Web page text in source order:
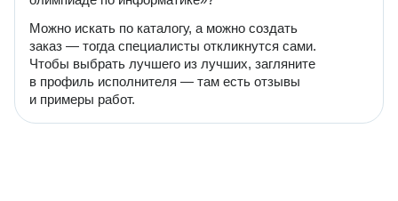
Можно искать по каталогу, а можно создать
заказ — тогда специалисты откликнутся сами.
Чтобы выбрать лучшего из лучших, загляните
в профиль исполнителя — там есть отзывы
и примеры работ.